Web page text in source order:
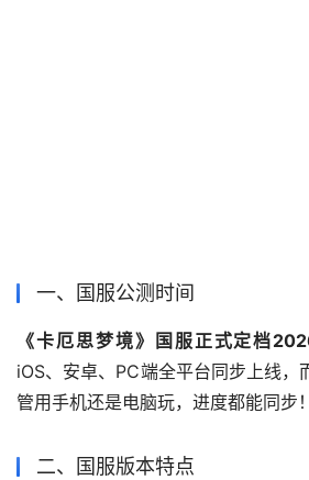
一、国服公测时间
《卡厄思梦境》国服正式定档
iOS、安卓、PC端全平台同步上线，
管用手机还是电脑玩，进度都能同步！
二、国服版本特点